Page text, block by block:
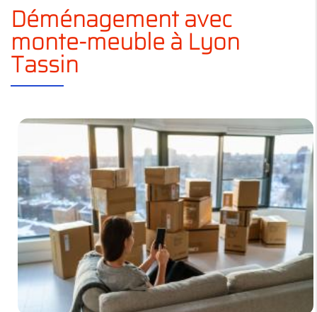
Déménagement avec
monte-meuble à Lyon
Tassin